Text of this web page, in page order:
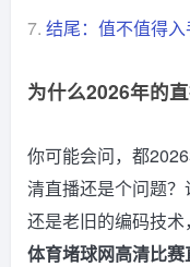
7. 结尾：值不值得入
为什么2026年的
你可能会问，都
清直播还是个问题
还是老旧的编码技
体育堵球网高清比赛